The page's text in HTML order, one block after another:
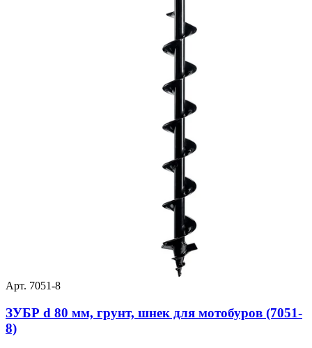
Арт. 7051-8
ЗУБР d 80 мм, грунт, шнек для мотобуров (7051-
8)